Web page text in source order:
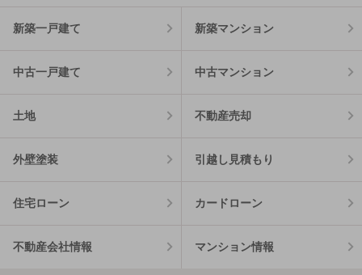
新築一戸建て 新築マンション
中古一戸建て 中古マンション
土地 不動産売却
外壁塗装 引越し見積もり
住宅ローン カードローン
不動産会社情報 マンション情報